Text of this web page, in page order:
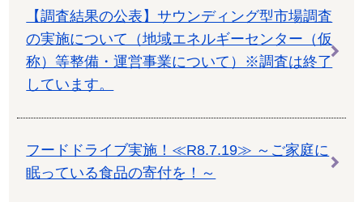
【調査結果の公表】サウンディング型市場調査
の実施について（地域エネルギーセンター（仮
称）等整備・運営事業について）※調査は終了
しています。
フードドライブ実施！≪R8.7.19≫ ～ご家庭に
眠っている食品の寄付を！～